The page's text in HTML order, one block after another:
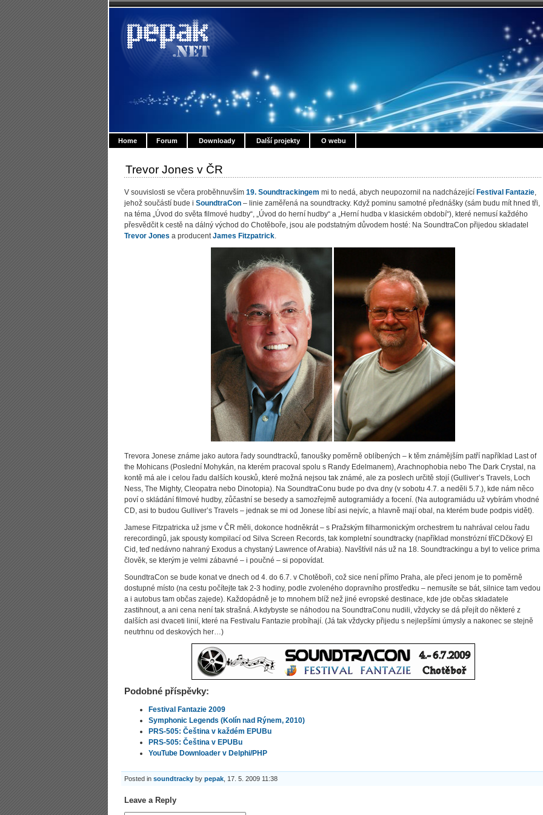
Home Forum Downloady Další projekty O webu
Trevor Jones v ČR
V souvislosti se včera proběhnuvším 19. Soundtrackingem mi to nedá, abych neupozornil na nadcházející Festival Fantazie,
jehož součástí bude i SoundtraCon– linie zaměřená na soundtracky. Když pominu samotné přednášky (sám budu mít hned tři,
na téma „Úvod do světa filmové hudby“, „Úvod do herní hudby“ a „Herní hudba v klasickém období“), které nemusí každého
přesvědčit k cestě na dálný východ do Chotěboře, jsou ale podstatným důvodem hosté: Na SoundtraCon přijedou skladatel
Trevor Jones a producentJames Fitzpatrick.
Trevora Jonese známe jako autora řady soundtracků, fanoušky poměrně oblíbených – k těm známějším patří například Last of
the Mohicans (Poslední Mohykán, na kterém pracoval spolu s Randy Edelmanem), Arachnophobia nebo The Dark Crystal, na
kontě má ale i celou řadu dalších kousků, které možná nejsou tak známé, ale za poslech určitě stojí (Gulliver’s Travels, Loch
Ness, The Mighty, Cleopatra nebo Dinotopia). Na SoundtraConu bude po dva dny (v sobotu 4.7. a neděli 5.7.), kde nám něco
poví o skládání filmové hudby, zůčastní se besedy a samozřejmě autogramiády a focení. (Na autogramiádu už vybírám vhodné
CD, asi to budou Gulliver’s Travels – jednak se mi od Jonese líbí asi nejvíc, a hlavně mají obal, na kterém bude podpis vidět).
Jamese Fitzpatricka už jsme v ČR měli, dokonce hodněkrát – s Pražským filharmonickým orchestrem tu nahrával celou řadu
rerecordingů, jak spousty kompilací od Silva Screen Records, tak kompletní soundtracky (například monstrózní tříCDčkový El
Cid, teď nedávno nahraný Exodus a chystaný Lawrence of Arabia). Navštívil nás už na 18. Soundtrackingu a byl to velice prima
člověk, se kterým je velmi zábavné – i poučné – si popovídat.
SoundtraCon se bude konat ve dnech od 4. do 6.7. v Chotěboři, což sice není přímo Praha, ale přeci jenom je to poměrně
dostupné místo (na cestu počítejte tak 2-3 hodiny, podle zvoleného dopravního prostředku – nemusíte se bát, silnice tam vedou
a i autobus tam občas zajede). Každopádně je to mnohem blíž než jiné evropské destinace, kde jde občas skladatele
zastihnout, a ani cena není tak strašná. A kdybyste se náhodou na SoundtraConu nudili, vždycky se dá přejít do některé z
dalších asi dvaceti linií, které na Festivalu Fantazie probíhají. (Já tak vždycky přijedu s nejlepšími úmysly a nakonec se stejně
neutrhnu od deskových her…)
Podobné příspěvky:
Festival Fantazie 2009
Symphonic Legends (Kolín nad Rýnem, 2010)
PRS-505: Čeština v každém EPUBu
PRS-505: Čeština v EPUBu
YouTube Downloader v Delphi/PHP
Posted in soundtrackyby pepak, 17. 5. 2009 11:38
Leave a Reply